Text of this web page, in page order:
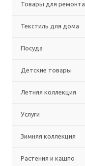
Товары для ремонта
Текстиль для дома
Посуда
Детские товары
Летняя коллекция
Услуги
Зимняя коллекция
Растения и кашпо